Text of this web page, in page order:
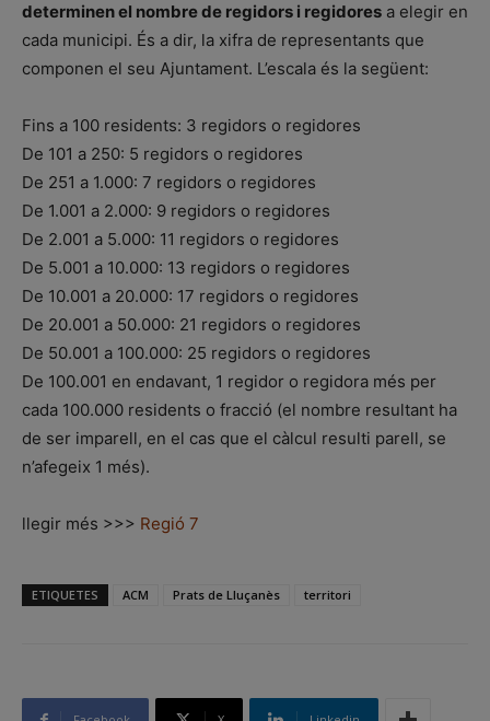
determinen el nombre de regidors i regidores a elegir en
cada municipi. És a dir, la xifra de representants que
componen el seu Ajuntament. L’escala és la següent:
Fins a 100 residents: 3 regidors o regidores
De 101 a 250: 5 regidors o regidores
De 251 a 1.000: 7 regidors o regidores
De 1.001 a 2.000: 9 regidors o regidores
De 2.001 a 5.000: 11 regidors o regidores
De 5.001 a 10.000: 13 regidors o regidores
De 10.001 a 20.000: 17 regidors o regidores
De 20.001 a 50.000: 21 regidors o regidores
De 50.001 a 100.000: 25 regidors o regidores
De 100.001 en endavant, 1 regidor o regidora més per
cada 100.000 residents o fracció (el nombre resultant ha
de ser imparell, en el cas que el càlcul resulti parell, se
n’afegeix 1 més).
llegir més >>> Regió 7
ETIQUETES ACM Prats de Lluçanès territori